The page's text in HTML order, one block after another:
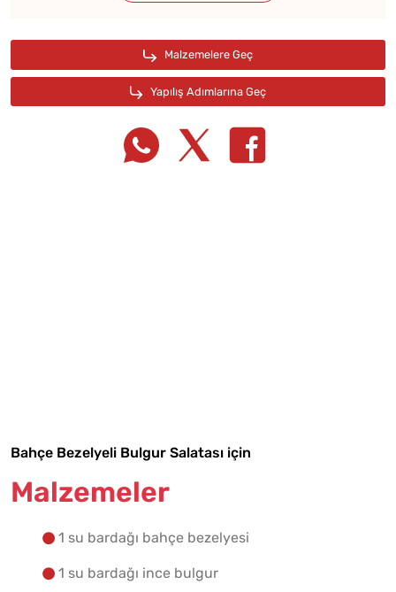
Bahçe Bezelyeli Bulgur Salatası için
Malzemeler
1 su bardağı bahçe bezelyesi
1 su bardağı ince bulgur